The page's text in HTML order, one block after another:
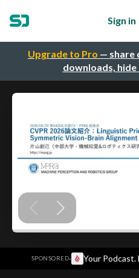
Upgrade to Pro — share
downloads,
Sign in
SPONSORED· Your